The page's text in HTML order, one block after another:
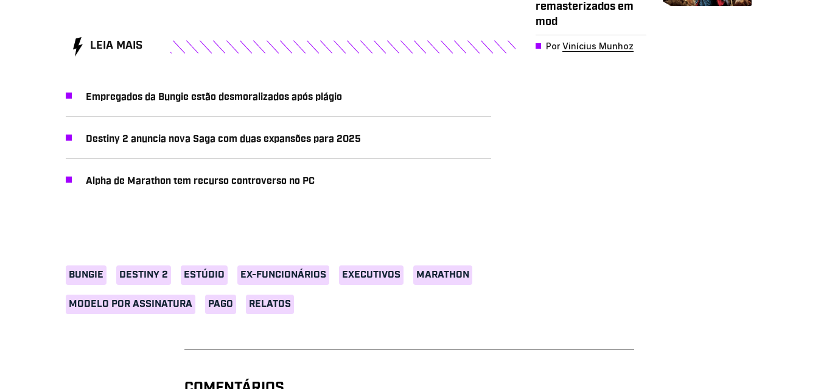
BUNGIE DESTINY 2 ESTÚDIO EX-FUNCIONÁRIOS EXECUTIVOS MARATHON
MODELO POR ASSINATURA PAGO RELATOS
LEIA MAIS
Empregados da Bungie estão desmoralizados após plágio
Destiny 2 anuncia nova Saga com duas expansões para 2025
Alpha de Marathon tem recurso controverso no PC
remasterizados em
mod
PorVinícius Munhoz